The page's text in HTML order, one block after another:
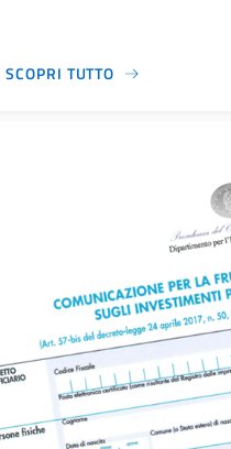
SCOPRI TUTTO